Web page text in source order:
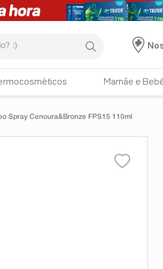
Mamãe e
Spray Cenoura&Bronze FPS15 110ml